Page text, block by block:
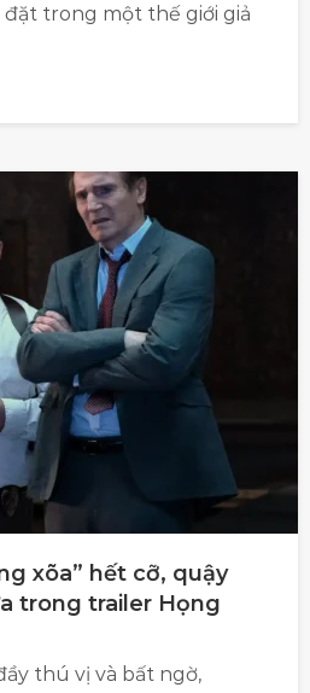
trong một thế giới giả
xõa” hết cỡ, quậy
trong trailer Họng
thú vị và bất ngờ,